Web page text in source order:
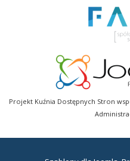
Projekt Kuźnia Dostępnych Stron